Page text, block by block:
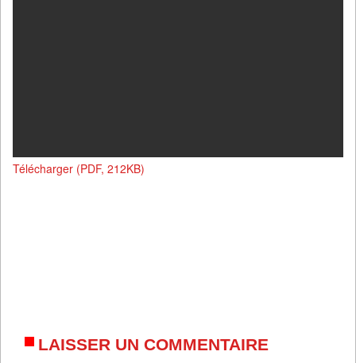
Télécharger (PDF, 212KB)
LAISSER UN COMMENTAIRE